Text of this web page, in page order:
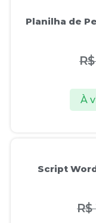
Planilha de
R$
À
Script
R$